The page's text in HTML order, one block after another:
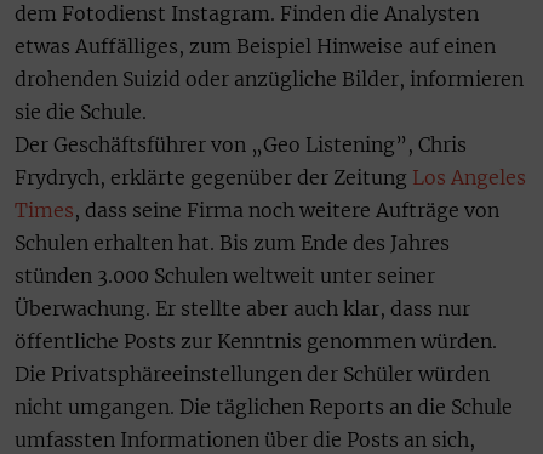
dem Fotodienst Instagram. Finden die Analysten
etwas Auffälliges, zum Beispiel Hinweise auf einen
drohenden Suizid oder anzügliche Bilder, informieren
sie die Schule.
Der Geschäftsführer von „Geo Listening”, Chris
Frydrych, erklärte gegenüber der Zeitung Los Angeles
Times, dass seine Firma noch weitere Aufträge von
Schulen erhalten hat. Bis zum Ende des Jahres
stünden 3.000 Schulen weltweit unter seiner
Überwachung. Er stellte aber auch klar, dass nur
öffentliche Posts zur Kenntnis genommen würden.
Die Privatsphäreeinstellungen der Schüler würden
nicht umgangen. Die täglichen Reports an die Schule
umfassten Informationen über die Posts an sich,